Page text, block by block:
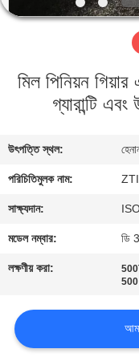
আমাদের
কারখানা
মান
নিয়ন্ত্রণ
যোগাযোগ
খবর
মিল পিনিয়ন গিয়ার
গ্যারান্টি
উৎপত্তি স্থল:
পরিচিতিমুলক নাম:
সাক্ষ্যদান:
মডেল নম্বার: ডি
লক্ষণীয় করা:
500